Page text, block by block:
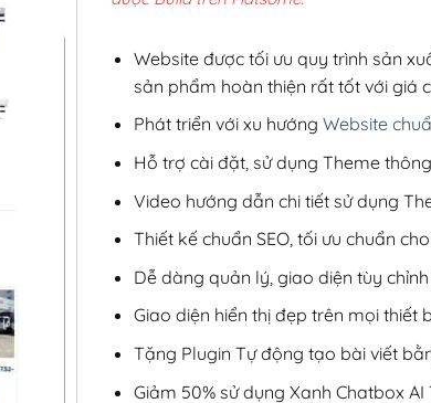
Website được tối ưu quy trình sản
sản phẩm hoàn thiện rất tốt với giá
Phát triển với xu hướng Website
Hỗ trợ cài đặt, sử dụng Theme
Video hướng dẫn chi tiết sử dụng
Thiết kế chuẩn SEO, tối ưu chuẩn
Dễ dàng quản lý, giao diện tùy chỉnh
Giao diện hiển thị đẹp trên mọi thiết
Tặng Plugin Tự động tạo bài viết
Giảm 50% sử dụng Xanh Chatbox AI